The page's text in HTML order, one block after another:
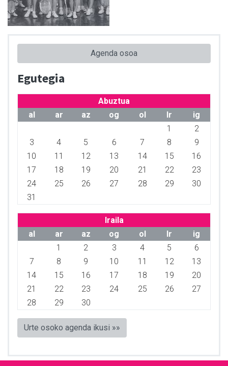
Agenda osoa
Egutegia
Abuztua
al
ar az og ol lr
ig
1
2
3
4 5 6 7 8
9
10
11 12 13 14 15
16
17
18 19 20 21 22
23
24
25 26 27 28 29
30
31
Iraila
al
ar az og ol lr
ig
1
2 3 4 5
6
7
8 9 10 11 12
13
14
15 16 17 18 19
20
21
22 23 24 25 26
27
28
29 30
Urte osoko agenda ikusi »»